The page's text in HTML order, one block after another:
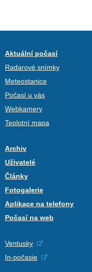
Aktuální počasí
Radarové snímky
Meteostanice
Počasí u vás
Webkamery
Teplotní mapa
Archiv
Uživatelé
Články
Fotogalerie
Aplikace na telefony
Počasí na web
Ventusky
In-počasie